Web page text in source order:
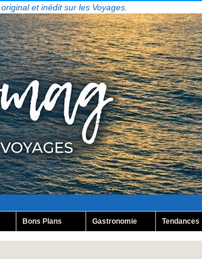
et inédit sur les Voyages.
Bons Plans Gastronomie Tendances